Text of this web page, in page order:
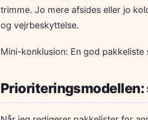
trimme. Jo mere afsides eller jo
og vejrbeskyttelse.
Mini-konklusion: En god